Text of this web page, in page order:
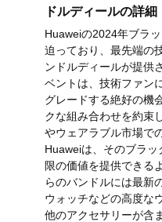
ドルディールの詳細
Huaweiの2024年ブラ
迫っており、最先端の
ンドルディールが提供
ベントは、技術ファン
グレードする絶好の機
クな組み合わせを約束
やウェアラブル市場で
Huaweiは、そのブラ
限の価値を提供できる
らのバンドルには最新
ウォッチなどの高度な
他のアクセサリーが含